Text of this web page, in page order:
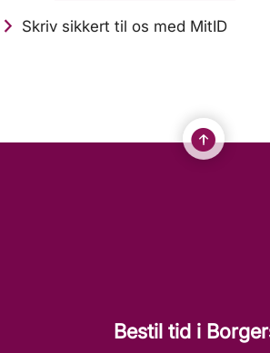
Skriv sikkert til os med MitID
Bestil tid i